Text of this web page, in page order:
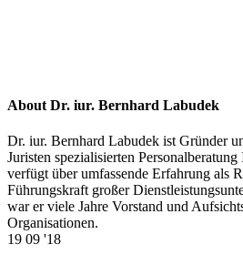
About Dr. iur. Bernhard Labudek
Dr. iur. Bernhard Labudek ist Gründer
Juristen spezialisierten
verfügt über umfassende Erfahrung als
Führungskraft großer
war er viele Jahre Vorstand und
Organisationen.
19 09 '18